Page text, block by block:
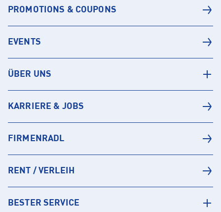
PROMOTIONS & COUPONS
EVENTS
ÜBER UNS
KARRIERE & JOBS
FIRMENRADL
RENT / VERLEIH
BESTER SERVICE